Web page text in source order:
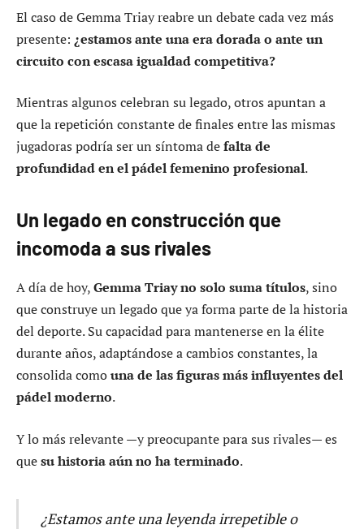
El caso de Gemma Triay reabre un debate cada vez más
presente: ¿estamos ante una era dorada o ante un
circuito con escasa igualdad competitiva?
Mientras algunos celebran su legado, otros apuntan a
que la repetición constante de finales entre las mismas
jugadoras podría ser un síntoma defalta de
profundidad en el pádel femenino profesional.
Un legado en construcción que
incomoda a sus rivales
A día de hoy,Gemma Triay no solo suma títulos, sino
que construye un legado que ya forma parte de la historia
del deporte. Su capacidad para mantenerse en la élite
durante años, adaptándose a cambios constantes, la
consolida comouna de las figuras más influyentes del
pádel moderno.
Y lo más relevante —y preocupante para sus rivales— es
quesu historia aún no ha terminado.
¿Estamos ante una leyenda irrepetible o